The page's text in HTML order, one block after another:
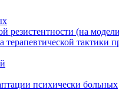
резистентности (на
тактики
психически больных